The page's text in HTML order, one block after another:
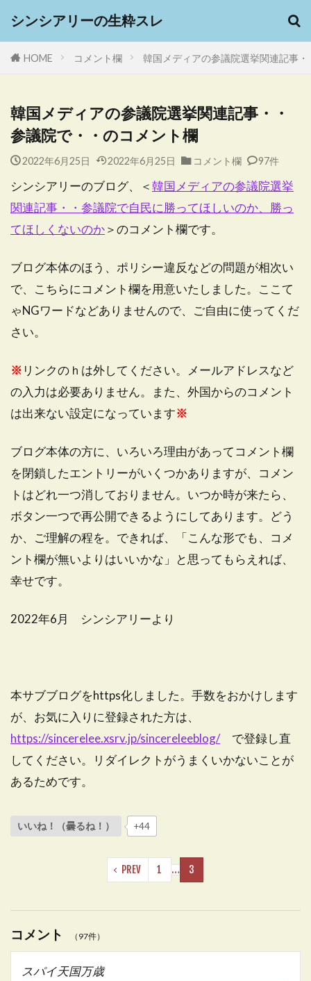
シンシアリーの生粋スレ
HOME コメント欄 韓国メディアの参議院選挙関連記事
韓国メディアの参議院選挙関連記事・・
参議院で・・のコメント欄
2022年6月25日 2022年6月25日 コメント欄 97件
シンシアリーのブログ、＜韓国メディアの参議院選挙
関連記事・・参議院で自民に勝ってほしいのか、勝っ
てほしくないのか＞のコメント欄です。
ブログ本体のほう、ポリシー違反などの問題が相次い
で、こちらにコメント欄を用意いたしました。ここて
ゃNGワードなどありませんので、ご自由に使ってくだ
さい。
※ リンクのｈは外してください。メールアドレスなど
の入力は必要ありません。また、外国からのコメント
は出来ない設定になっています※
ブログ本体の方に、いろいろ理由があってコメント欄
を閉鎖したエントリーがいくつかありますが、コメン
トはどれ一つ消しておりません。いつか時が来たら、
ボタン一つで再公開できるようにしてあります。どう
か、ご理解の程を。できれば、「こんな形でも、コメ
ント欄が無いよりはいいかな」と思ってもらえれば、
幸せです。
2022年6月 シンシアリーより
本サブブログをhttps化しました。手数をおかけします
が、お気に入りに登録された方は、
https://sincerelee.xsrv.jp/sincereleeblog/で登録し直
してください。リダイレクトがうまくいかないことが
あるためです。
いいね！（曇るね！） +44
PREV 1 … 3
コメント （97件）
スパイ天国万歳